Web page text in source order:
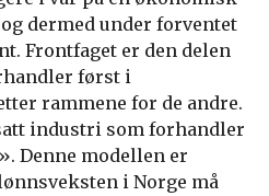
dermed under forventet
Frontfaget er den delen
først i
rammene for de andre.
industri som forhandler
Denne modellen er
i Norge må